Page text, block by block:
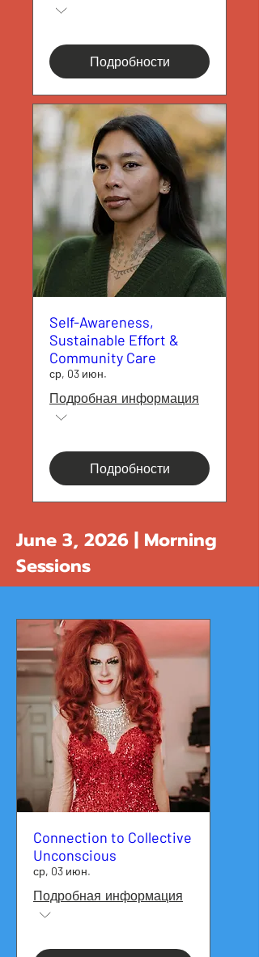
Подробности
Self-Awareness,
Sustainable Effort &
Community Care
ср, 03 июн.
Подробная информация
Подробности
June 3, 2026 | Morning
Sessions
Connection to Collective
Unconscious
ср, 03 июн.
Подробная информация